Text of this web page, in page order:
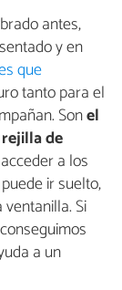
antes,
y en
que
tanto para el
Sonel
de
a los
ir suelto,
Si
a un